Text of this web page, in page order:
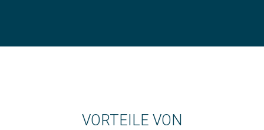
VORTEILE VON